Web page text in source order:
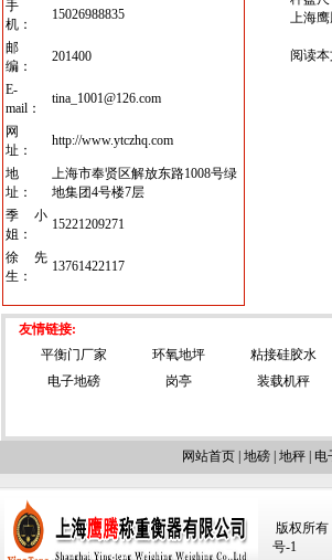
手
机：
15026988835
邮
编：
201400
E-
mail：
tina_1001@126.com
网
址：
http://www.ytczhq.com
地
址：
上海市奉贤区解放东路1008号绿
地集团4号楼7层
季小
姐：
15221209271
徐先
生：
13761422117
上海
阅读
友情链接:
平衡门厂家
环氧地坪 粘接硅胶水
电子地磅
岗亭 装载机秤
网站首页 地磅 地秤 电
版权所有
号-1